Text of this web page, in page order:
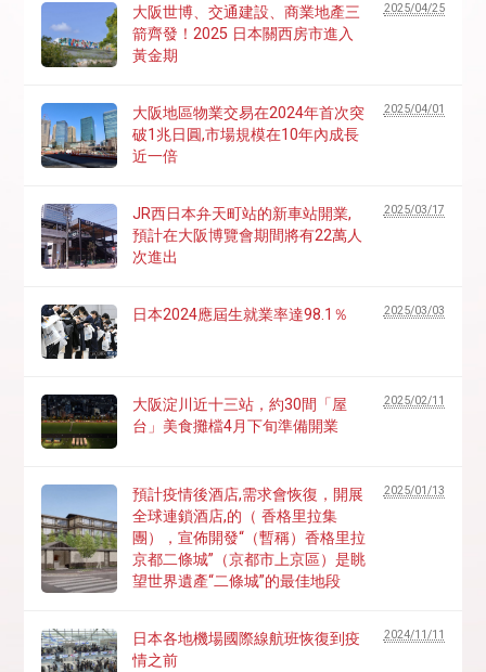
大阪世博、交通建設、商業地產三
箭齊發！2025 日本關西房市進入
黃金期
2025/04/25
大阪地區物業交易在2024年首次突
破1兆日圓,市場規模在10年內成長
近一倍
2025/04/01
JR西日本弁天町站的新車站開業,
預計在大阪博覽會期間將有22萬人
次進出
2025/03/17
日本2024應屆生就業率達98.1％ 2025/03/03
大阪淀川近十三站，約30間「屋
台」美食攤檔4月下旬準備開業
2025/02/11
預計疫情後酒店,需求會恢復，開展
全球連鎖酒店,的（ 香格里拉集
團），宣佈開發“（暫稱）香格里拉
京都二條城”（京都市上京區）是眺
望世界遺產“二條城”的最佳地段
2025/01/13
日本各地機場國際線航班恢復到疫
情之前
2024/11/11